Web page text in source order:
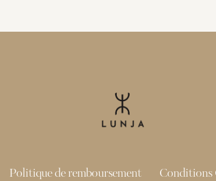
Politique de remboursement Conditions